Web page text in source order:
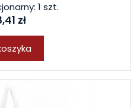
1 szt.
zł